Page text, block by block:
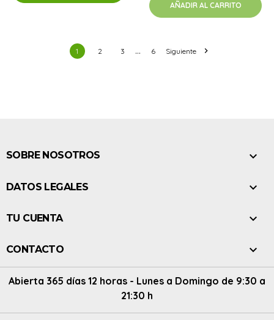
AÑADIR AL CARRITO
1 2 3 … 6 Siguiente 
SOBRE NOSOTROS 
DATOS LEGALES 
TU CUENTA 
CONTACTO 
Abierta 365 días 12 horas - Lunes a Domingo de 9:30 a
21:30 h